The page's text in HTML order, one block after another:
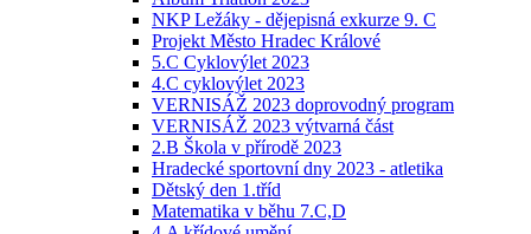
NKP Ležáky - dějepisná exkurze 9. C
Projekt Město Hradec Králové
5.C Cyklovýlet 2023
4.C cyklovýlet 2023
VERNISÁŽ 2023 doprovodný program
VERNISÁŽ 2023 výtvarná část
2.B Škola v přírodě 2023
Hradecké sportovní dny 2023 - atletika
Dětský den 1.tříd
Matematika v běhu 7.C,D